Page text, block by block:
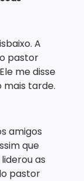
A
pastor
me disse
mais tarde.
amigos
que
as
pastor